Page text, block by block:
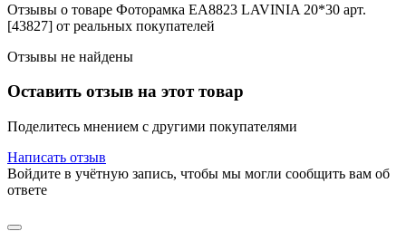
Отзывы о товаре Фоторамка EA8823 LAVINIA 20*30 арт.
[43827] от реальных покупателей
Отзывы не найдены
Оставить отзыв на этот товар
Поделитесь мнением с другими покупателями
Написать отзыв
Войдите в учётную запись, чтобы мы могли сообщить вам об
ответе